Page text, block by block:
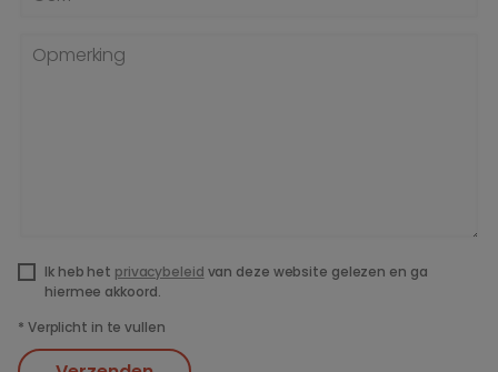
Opmerking
Ik heb het privacybeleid van deze website gelezen en ga
hiermee akkoord.
* Verplicht in te vullen